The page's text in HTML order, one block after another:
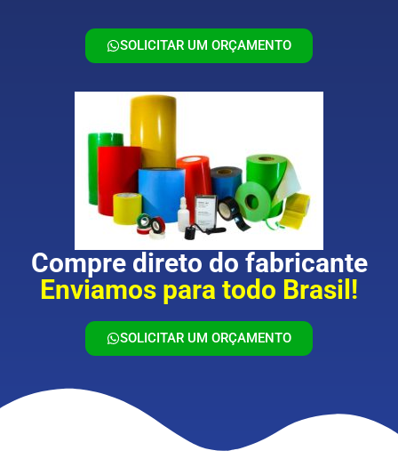
SOLICITAR UM ORÇAMENTO
Compre direto do fabricante
Enviamos para todo Brasil!
SOLICITAR UM ORÇAMENTO